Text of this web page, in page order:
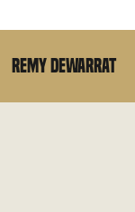
Remy Dewarrat